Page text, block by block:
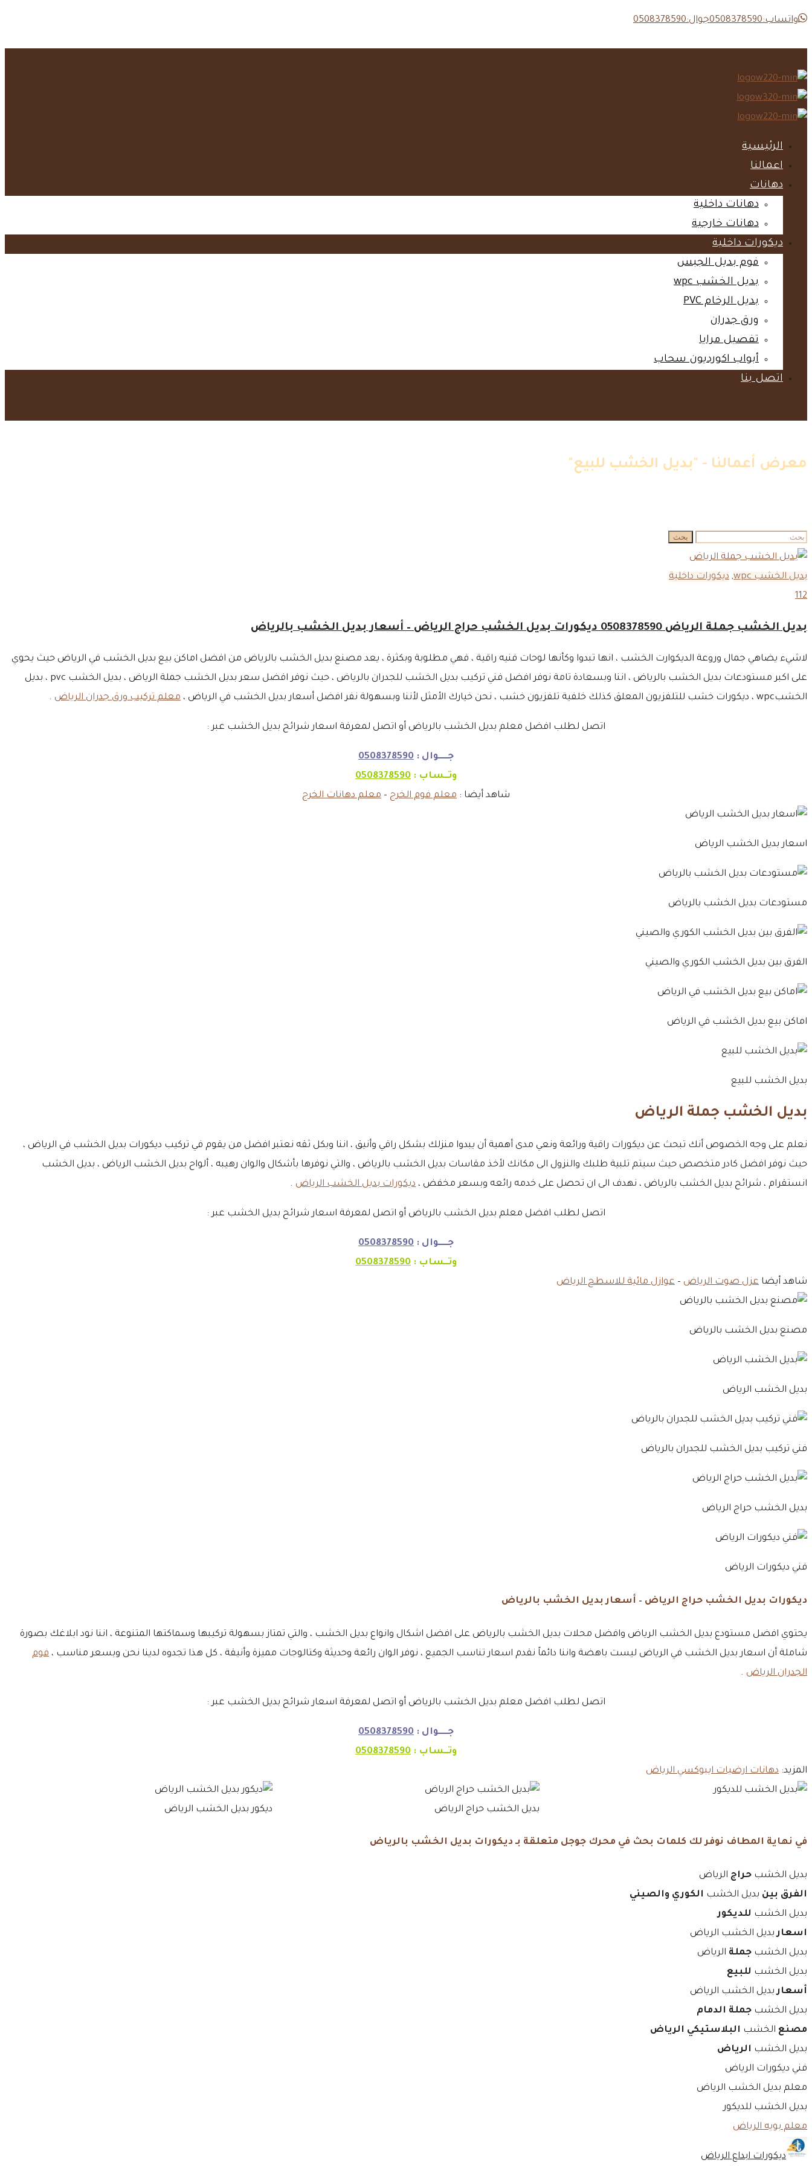
واتساب:0508378590 جوال:0508378590
الرئيسية‎
اعمالنا‎
دهانات‎
دهانات داخلية‎
دهانات خارجية‎
ديكورات داخلية‎
فوم بديل الجبس‎
بديل الخشب wpc‎
بديل الرخام PVC‎
ورق جدران‎
تفصيل مرايا‎
أبواب اكورديون سحاب‎
اتصل بنا‎
معرض أعمالنا - "بديل الخشب للبيع"
البحث
عن:
بحث
بديل الخشب wpc , ديكورات داخلية
112
بديل الخشب جملة الرياض 0508378590 ديكورات بديل الخشب حراج الرياض – أسعار بديل الخشب بالرياض
لاشيء يضاهي جمال وروعة الديكوارت الخشب ، انها تبدوا وكأنها لوحات فنيه راقية ، فهي مطلوبة وبكثرة ، يعد مصنع بديل الخشب بالرياض من افضل اماكن بيع بديل الخشب في الرياض حيث يحوي
على اكبر مستودعات بديل الخشب بالرياض ، اننا وبسعادة تامة نوفر افضل فني تركيب بديل الخشب للجدران بالرياض ، حيث نوفر افضل سعر بديل الخشب جملة الرياض ، بديل الخشب pvc ، بديل
الخشبwpc ، ديكورات خشب للتلفزيون المعلق كذلك خلفية تلفزيون خشب ، نحن خيارك الأمثل لأننا وبسهولة نفر افضل أسعار بديل الخشب في الرياض ،
معلم تركيب ورق جدران الرياض .
اتصل لطلب افضل معلم بديل الخشب بالرياض أو اتصل لمعرفة اسعار شرائح بديل الخشب عبر :
جـــــوال : 0508378590
وتــساب : 0508378590
شاهد أيضا : معلم فوم الخرج – معلم دهانات الخرج
اسعار بديل الخشب الرياض
مستودعات بديل الخشب بالرياض
الفرق بين بديل الخشب الكوري والصيني
اماكن بيع بديل الخشب في الرياض
بديل الخشب للبيع
بديل الخشب جملة الرياض
نعلم على وجه الخصوص أنك تبحث عن ديكورات راقية ورائعة ونعي مدى أهمية أن يبدوا منزلك بشكل راقي وأنيق ، اننا وبكل ثقه نعتبر افضل من يقوم في تركيب ديكورات بديل الخشب في الرياض ،
حيث نوفر افضل كادر متخصص حيث سيتم تلبية طلبك والنزول الى مكانك لأخذ مقاسات بديل الخشب بالرياض ، والتي نوفرها بأشكال والوان رهيبه ، ألواح بديل الخشب الرياض ، بديل الخشب
انستقرام ، شرائح بديل الخشب بالرياض ، نهدف الى ان تحصل على خدمه رائعه وبسعر مخفض ، ديكورات بديل الخشب الرياض .
اتصل لطلب افضل معلم بديل الخشب بالرياض أو اتصل لمعرفة اسعار شرائح بديل الخشب عبر :
جـــــوال : 0508378590
وتــساب : 0508378590
شاهد أيضا عزل صوت الرياض – عوازل مائية للاسطح الرياض
مصنع بديل الخشب بالرياض
بديل الخشب الرياض
فني تركيب بديل الخشب للجدران بالرياض
بديل الخشب حراج الرياض
فني ديكورات الرياض
ديكورات بديل الخشب حراج الرياض – أسعار بديل الخشب بالرياض
يحتوي افضل مستودع بديل الخشب الرياض وافضل محلات بديل الخشب بالرياض على افضل اشكال وانواع بديل الخشب ، والتي تمتاز بسهولة تركيبها وسماكتها المتنوعة ، اننا نود ابلاغك بصورة
شاملة أن اسعار بديل الخشب في الرياض ليست باهضة واننا دائماً نقدم اسعار تناسب الجميع ، نوفر الوان رائعة وحديثة وكتالوجات مميزة وأنيقة ، كل هذا تجدوه لدينا نحن وبسعر مناسب ، فوم
الجدران الرياض .
اتصل لطلب افضل معلم بديل الخشب بالرياض أو اتصل لمعرفة اسعار شرائح بديل الخشب عبر :
جـــــوال : 0508378590
وتــساب : 0508378590
المزيد: دهانات ارضيات ايبوكسي الرياض
بديل الخشب حراج الرياض ديكور بديل الخشب الرياض
في نهاية المطاف نوفر لك كلمات بحث في محرك جوجل متعلقة بـ ديكورات بديل الخشب بالرياض
بديل الخشب حراج الرياض
الفرق بين بديل الخشب الكوري والصيني
بديل الخشب للديكور
اسعاربديل الخشب الرياض
بديل الخشب جملة الرياض
بديل الخشب للبيع
أسعاربديل الخشب الرياض
بديل الخشب جملة الدمام
مصنع الخشب البلاستيكي الرياض
بديل الخشب الرياض
فني ديكورات الرياض
معلم بديل الخشب الرياض
بديل الخشب للديكور
معلم بويه الرياض
ديكورات ابداع الرياض